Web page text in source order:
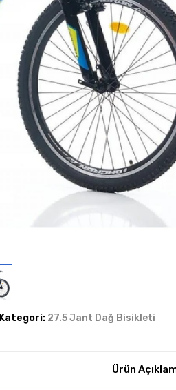
Kategori: 27.5 Jant Dağ Bisikleti
Ürün